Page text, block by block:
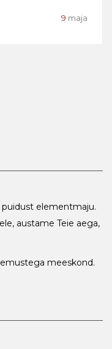
9 maja
elementmaju.
austame Teie aega,
meeskond.